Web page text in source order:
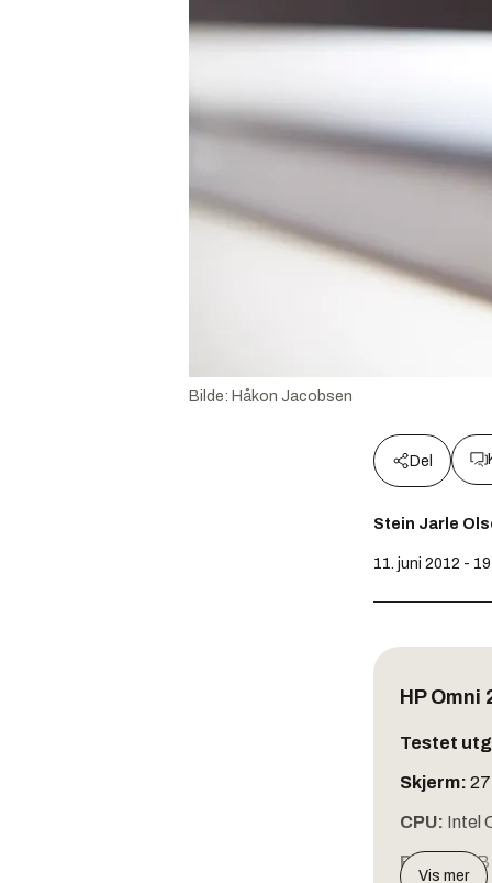
Bilde: Håkon Jacobsen
Del
Stein Jarle
11. juni 2012 -
HP Omni
Testet
Skjerm:
CPU: Intel
RAM: 4 GB
Vis mer